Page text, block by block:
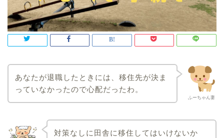
ふーちゃん妻
あなたが退職したときには、移住先が決ま
っていなかったので心配だったわ。
対策なしに田舎に移住してはいけないか